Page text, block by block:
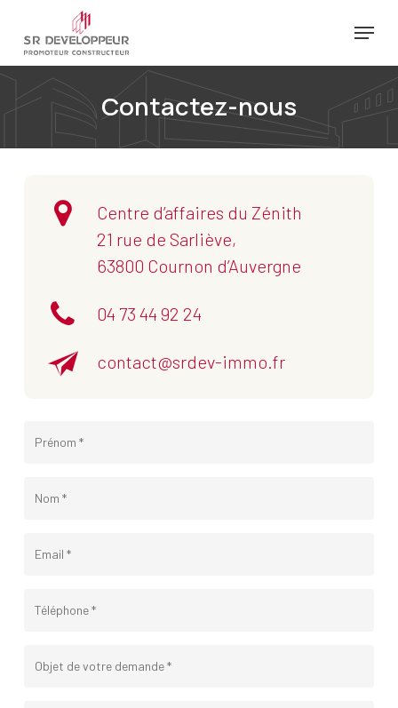
contenu
principal
Menu
Contactez-nous
Centre d’affaires du Zénith
21 rue de Sarliève,
63800 Cournon d’Auvergne
04 73 44 92 24
contact@srdev-immo.fr
menu